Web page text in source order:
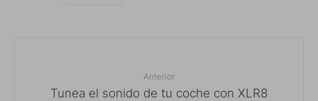
Anterior
Tunea el sonido de tu coche con XLR8